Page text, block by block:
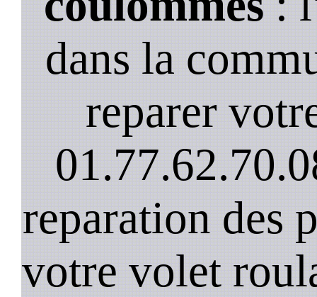
dans la
reparer
reparation des
votre volet